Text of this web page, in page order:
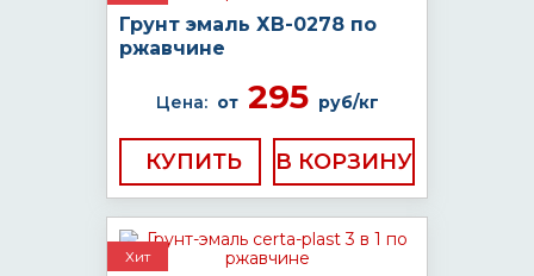
Грунт эмаль ХВ-0278 по
ржавчине
Цена: от295 руб/кг
КУПИТЬ
Хит